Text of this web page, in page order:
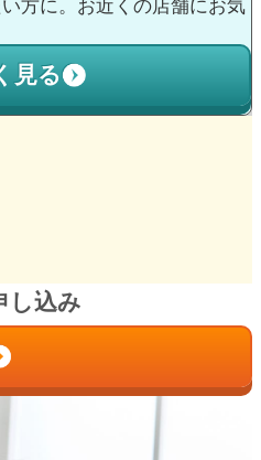
方に。お近くの店舗にお気
見る
し込み